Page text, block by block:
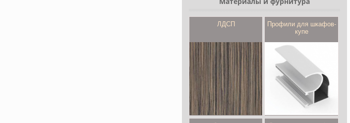
ЛДСП Профили для шкафов-
купе